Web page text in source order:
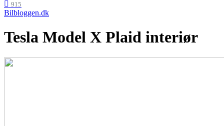
915
Bilbloggen.dk
Tesla Model X Plaid interiør